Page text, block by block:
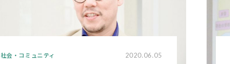
社会・コミュニティ 2020.06.05